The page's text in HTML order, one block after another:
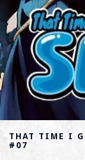
THAT TIME I
#07